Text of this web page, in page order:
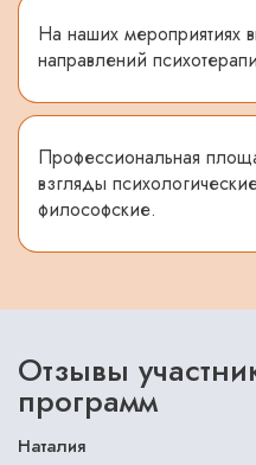
На наших мероприятиях
направлений
Профессиональная
взгляды
философские.
Отзывы
программ
Наталия